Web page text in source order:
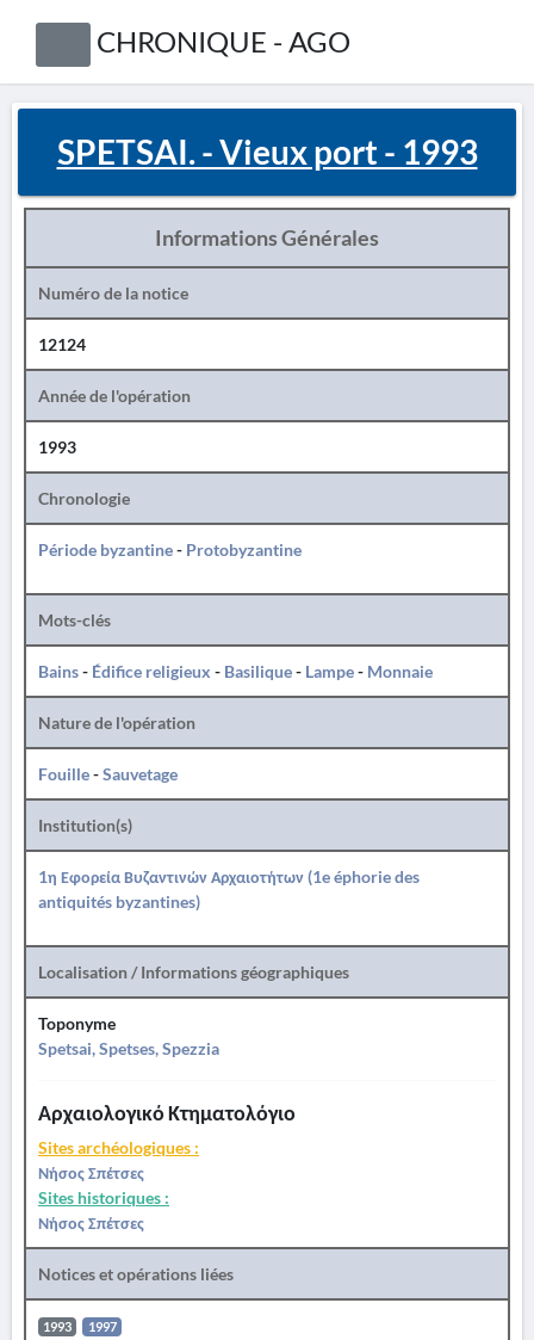
CHRONIQUE - AGO
SPETSAI. - Vieux port - 1993
Informations Générales
Numéro de la notice
12124
Année de l'opération
1993
Chronologie
Période byzantine- Protobyzantine
Mots-clés
Bains- Édifice religieux - Basilique- Lampe- Monnaie
Nature de l'opération
Fouille-Sauvetage
Institution(s)
1η Εφορεία Βυζαντινών Αρχαιοτήτων (1e éphorie des
antiquités byzantines)
Localisation / Informations géographiques
Toponyme
Spetsai, Spetses, Spezzia
Αρχαιολογικό Κτηματολόγιο
Sites archéologiques :
Νήσος Σπέτσες
Sites historiques :
Νήσος Σπέτσες
Notices et opérations liées
1993 1997